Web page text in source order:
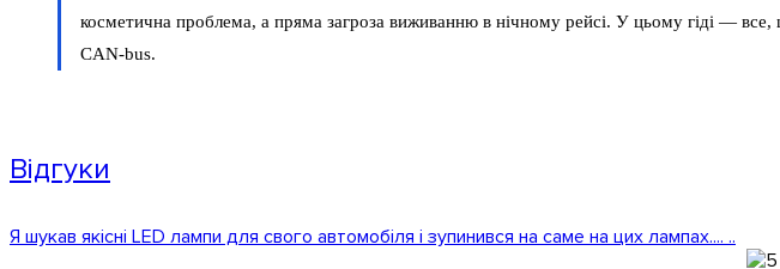
косметична проблема, а пряма загроза виживанню в нічному рейсі. У цьому гіді —
CAN-bus.
Відгуки
Я шукав якісні LED лампи для свого автомобіля і зупинився на саме на цих лампах.... ..